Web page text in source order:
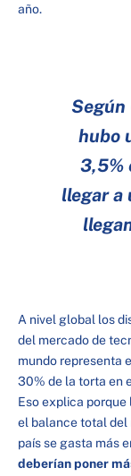
año.
hubo
3,5%
llegar a
A nivel global los
del mercado de
mundo representa
30% de la torta en
Eso explica porque
el balance total del
país se gasta más
deberían poner